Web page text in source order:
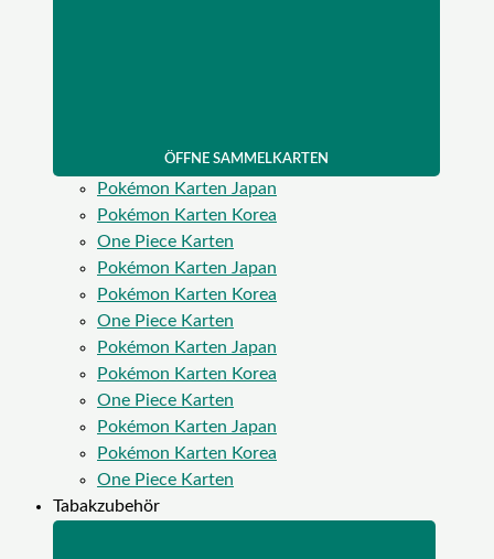
ÖFFNE SAMMELKARTEN
Pokémon Karten Japan
Pokémon Karten Korea
One Piece Karten
Pokémon Karten Japan
Pokémon Karten Korea
One Piece Karten
Pokémon Karten Japan
Pokémon Karten Korea
One Piece Karten
Pokémon Karten Japan
Pokémon Karten Korea
One Piece Karten
Tabakzubehör